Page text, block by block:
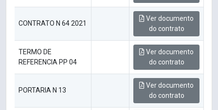
CONTRATO N 64 2021
Ver documento
do contrato
TERMO DE
REFERENCIA PP 04
Ver documento
do contrato
PORTARIA N 13
Ver documento
do contrato